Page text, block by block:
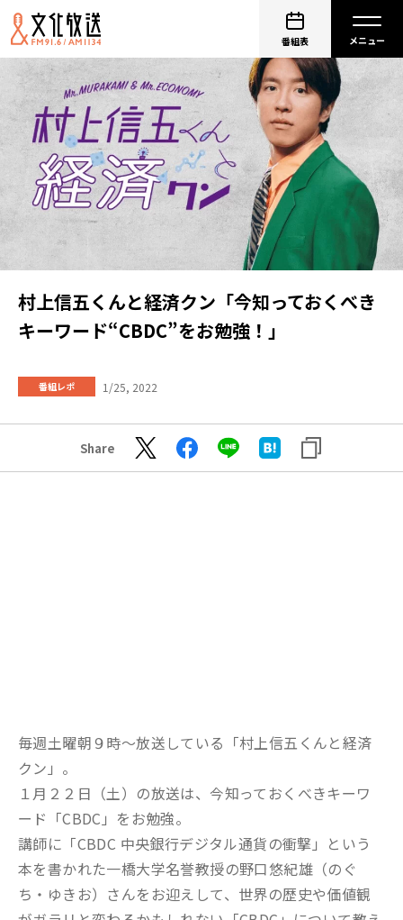
番組表
村上信五くんと経済クン「今知っておくべき
キーワード“CBDC”をお勉強！」
番組レポ 1/25, 2022
Share
毎週土曜朝９時～放送している「村上信五くんと経済
クン」。
１月２２日（土）の放送は、今知っておくべきキーワ
ード「CBDC」をお勉強。
講師に「CBDC 中央銀行デジタル通貨の衝撃」という
本を書かれた一橋大学名誉教授の野口悠紀雄（のぐ
ち・ゆきお）さんをお迎えして、世界の歴史や価値観